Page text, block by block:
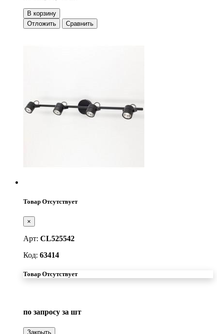
В корзину
Отложить
Сравнить
Товар Отсутствует
×
Арт: CL525542
Код: 63414
Товар Отсутствует
по запросу за шт
Закрыть